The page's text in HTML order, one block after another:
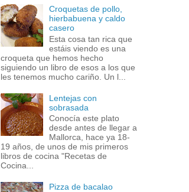
Croquetas de pollo,
hierbabuena y caldo
casero
Esta cosa tan rica que
estáis viendo es una
croqueta que hemos hecho
siguiendo un libro de esos a los que
les tenemos mucho cariño. Un l...
Lentejas con
sobrasada
Conocía este plato
desde antes de llegar a
Mallorca, hace ya 18-
19 años, de unos de mis primeros
libros de cocina "Recetas de
Cocina...
Pizza de bacalao